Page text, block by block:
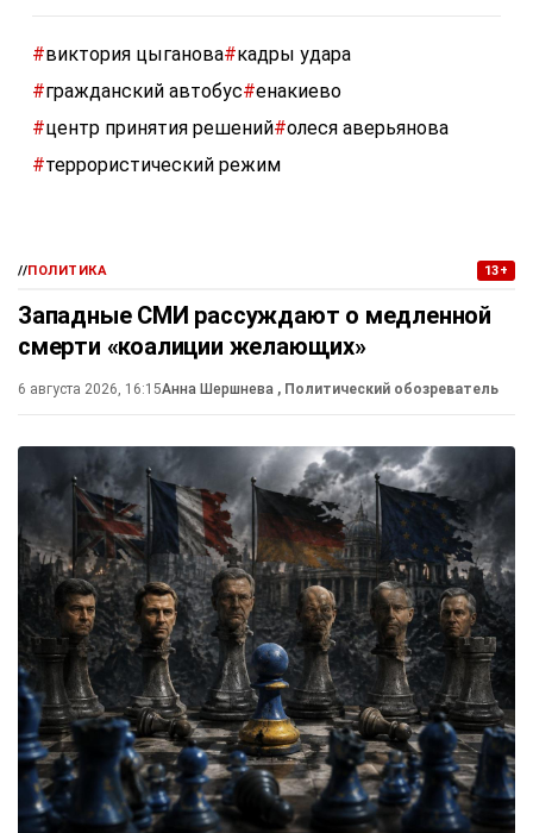
#виктория цыганова#кадры удара
#гражданский автобус#енакиево
#центр принятия решений#олеся аверьянова
#террористический режим
//ПОЛИТИКА 13+
Западные СМИ рассуждают о медленной
смерти «коалиции желающих»
6 августа 2026, 16:15Анна Шершнева , Политический обозреватель